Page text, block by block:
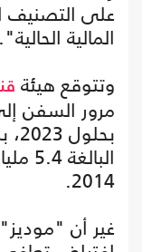
على التصنيف
المالية الحالية".
وتتوقع هيئة
2014.
غير أن